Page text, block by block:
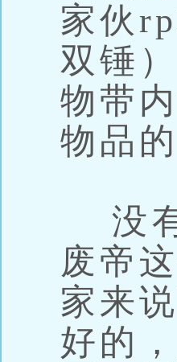
家伙
双锤
物带
物品的
没有
废帝
家来
好的